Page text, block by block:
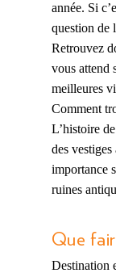
année. Si
question de
Retrouvez
vous attend
meilleures
Comment
L’histoire
des
importance
ruines
Que
Destination